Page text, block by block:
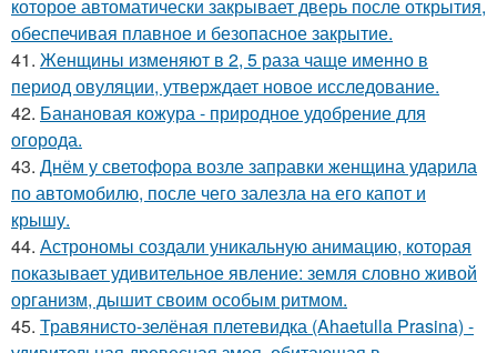
которое автоматически закрывает дверь после открытия,
обеспечивая плавное и безопасное закрытие.
41. Женщины изменяют в 2, 5 раза чаще именно в
период овуляции, утверждает новое исследование.
42. Банановая кожура - природное удобрение для
огорода.
43. Днём у светофора возле заправки женщина ударила
по автомобилю, после чего залезла на его капот и
крышу.
44. Астрономы создали уникальную анимацию, которая
показывает удивительное явление: земля словно живой
организм, дышит своим особым ритмом.
45. Травянисто-зелёная плетевидка (Ahaetulla Prasina) -